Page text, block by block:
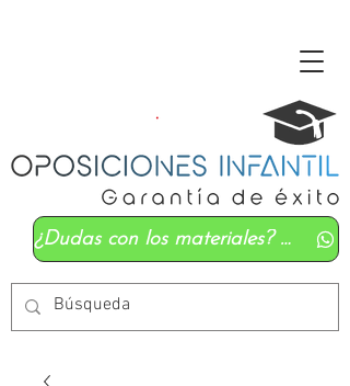
¿Dudas con los materiales? Mándanos un whatsapp